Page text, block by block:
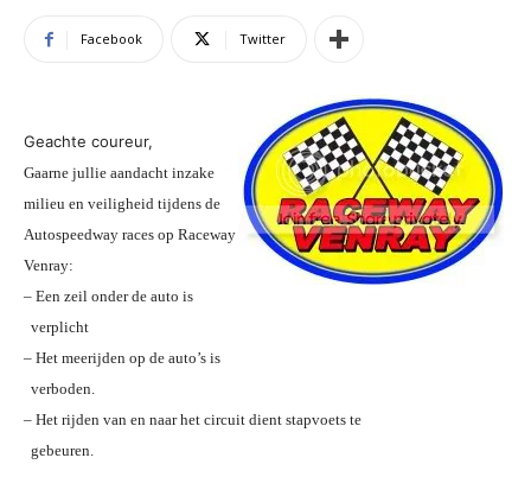
Facebook Twitter
Geachte coureur,
Gaarne jullie aandacht inzake
milieu en veiligheid tijdens de
Autospeedway races op Raceway
Venray:
– Een zeil onder de auto is
verplicht
– Het meerijden op de auto’s is
verboden.
– Het rijden van en naar het circuit dient stapvoets te
gebeuren.